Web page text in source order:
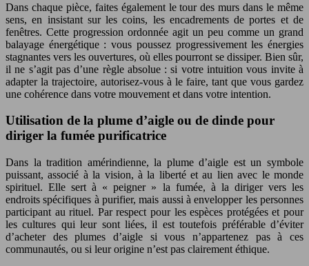
Dans chaque pièce, faites également le tour des murs dans le même
sens, en insistant sur les coins, les encadrements de portes et de
fenêtres. Cette progression ordonnée agit un peu comme un grand
balayage énergétique : vous poussez progressivement les énergies
stagnantes vers les ouvertures, où elles pourront se dissiper. Bien sûr,
il ne s’agit pas d’une règle absolue : si votre intuition vous invite à
adapter la trajectoire, autorisez-vous à le faire, tant que vous gardez
une cohérence dans votre mouvement et dans votre intention.
Utilisation de la plume d’aigle ou de dinde pour
diriger la fumée purificatrice
Dans la tradition amérindienne, la plume d’aigle est un symbole
puissant, associé à la vision, à la liberté et au lien avec le monde
spirituel. Elle sert à « peigner » la fumée, à la diriger vers les
endroits spécifiques à purifier, mais aussi à envelopper les personnes
participant au rituel. Par respect pour les espèces protégées et pour
les cultures qui leur sont liées, il est toutefois préférable d’éviter
d’acheter des plumes d’aigle si vous n’appartenez pas à ces
communautés, ou si leur origine n’est pas clairement éthique.